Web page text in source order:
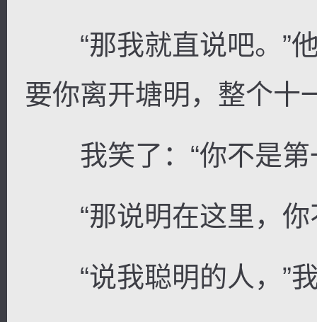
“那我就直说吧。”他
要你离开塘明，整个十
我笑了：“你不是第
“那说明在这里，你
“说我聪明的人，”我